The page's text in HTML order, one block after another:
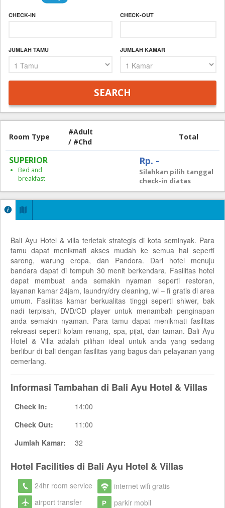
CHECK-IN CHECK-OUT
JUMLAH TAMU JUMLAH KAMAR
Room Type
#Adult
/ #Chd
Total
SUPERIOR
Bed and
breakfast
Rp. -
Silahkan pilih tanggal
check-in diatas
Bali Ayu Hotel & villa terletak strategis di kota seminyak. Para
tamu dapat menikmati akses mudah ke semua hal seperti
sarong, warung eropa, dan Pandora. Dari hotel menuju
bandara dapat di tempuh 30 menit berkendara. Fasilitas hotel
dapat membuat anda semakin nyaman seperti restoran,
layanan kamar 24jam, laundry/dry cleaning, wi – fi gratis di area
umum. Fasilitas kamar berkualitas tinggi seperti shiwer, bak
nadi terpisah, DVD/CD player untuk menambah penginapan
anda semakin nyaman. Para tamu dapat menikmati fasilitas
rekreasi seperti kolam renang, spa, pijat, dan taman. Bali Ayu
Hotel & Villa adalah pilihan ideal untuk anda yang sedang
berlibur di bali dengan fasilitas yang bagus dan pelayanan yang
cemerlang.
Informasi Tambahan di Bali Ayu Hotel & Villas
Check In:
14:00
Check Out:
11:00
Jumlah Kamar:
32
Hotel Facilities di Bali Ayu Hotel & Villas
24hr room service
airport transfer
internet wifi gratis
parkir mobil